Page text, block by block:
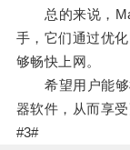
总的来说，
手，它们通过优
够畅快上网。
希望用户能够
器软件，从而享
#3#